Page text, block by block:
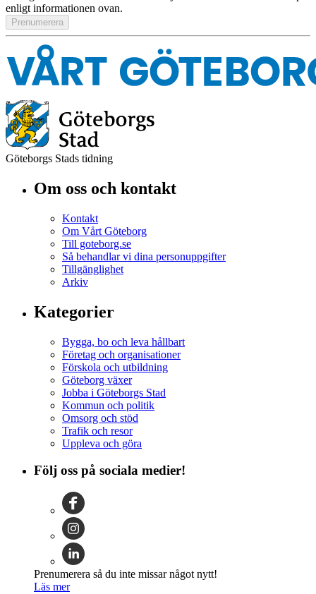
enligt informationen ovan.
Göteborgs Stads tidning
Om oss och kontakt
Kontakt
Om Vårt Göteborg
Till goteborg.se
Så behandlar vi dina personuppgifter
Tillgänglighet
Arkiv
Kategorier
Bygga, bo och leva hållbart
Företag och organisationer
Förskola och utbildning
Göteborg växer
Jobba i Göteborgs Stad
Kommun och politik
Omsorg och stöd
Trafik och resor
Uppleva och göra
Följ oss på sociala medier!
Prenumerera så du inte missar något nytt!
Läs mer